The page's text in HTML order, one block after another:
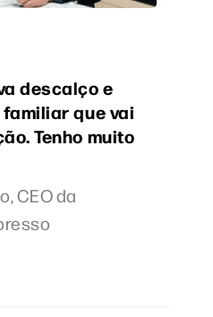
descalço e
que vai
Tenho muito
CEO da